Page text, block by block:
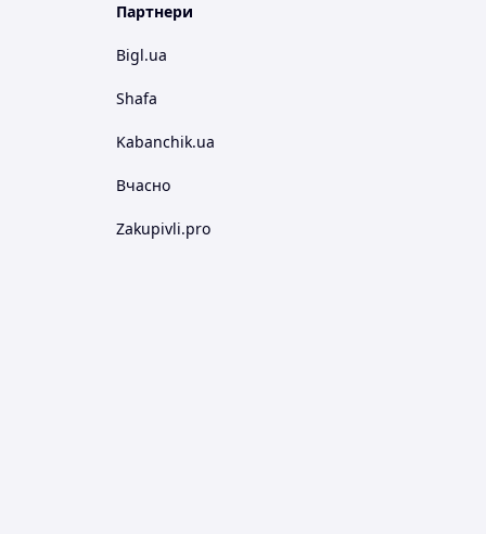
Партнери
Bigl.ua
Shafa
Kabanchik.ua
Вчасно
Zakupivli.pro